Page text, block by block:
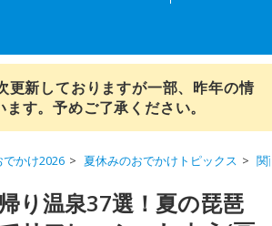
更新しておりますが一部、昨年の情
す。予めご了承ください。
かけ2026 夏休みのおでかけトピックス 関
り温泉37選！夏の琵琶